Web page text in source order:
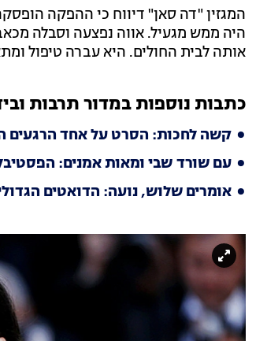
המגזין "דה סאן" דיווח כי ההפקה
היה ממש מגעיל. אווה נפצעה וסבלה
אותה לבית החולים. היא עברה טיפול
כתבות נוספות במדור תרבות
קשה לחכות: הסרט על אחד הרגעים
עם שורד שבי ומאות אמנים: הפסטיבל
אומרים שלוש, נועה: הדואטים